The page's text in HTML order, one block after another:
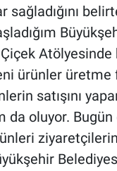
sağladığını
Atölyesinde
ürünler üretme
satışını
da oluyor.